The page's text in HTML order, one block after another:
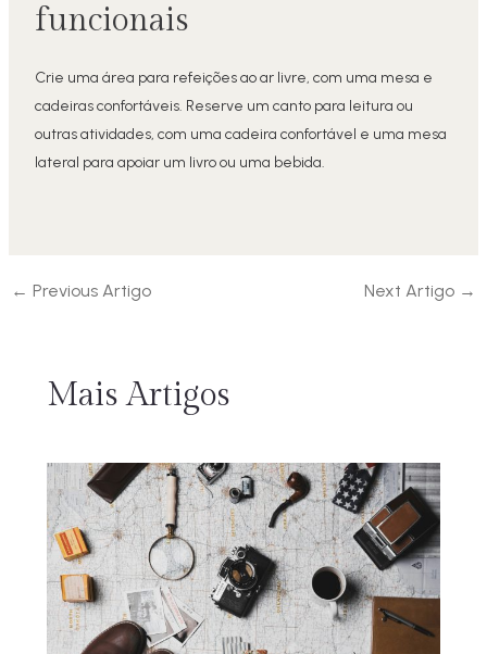
funcionais
Crie uma área para refeições ao ar livre, com uma mesa e
cadeiras confortáveis. Reserve um canto para leitura ou
outras atividades, com uma cadeira confortável e uma mesa
lateral para apoiar um livro ou uma bebida.
← Previous Artigo Next Artigo →
Mais Artigos